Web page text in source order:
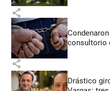
share
consultorio
share
Drástico